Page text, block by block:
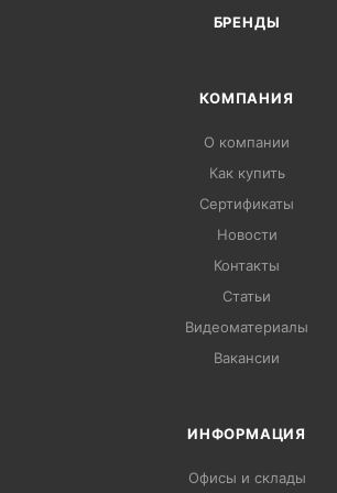
БРЕНДЫ
КОМПАНИЯ
О компании
Как купить
Сертификаты
Новости
Контакты
Статьи
Видеоматериалы
Вакансии
ИНФОРМАЦИЯ
Офисы и склады